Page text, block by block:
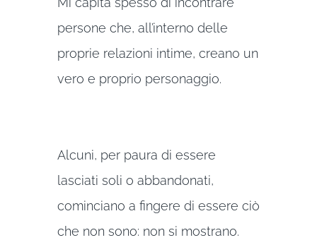
persone che, all’interno delle
proprie relazioni intime, creano un
vero e proprio personaggio.
Alcuni, per paura di essere
lasciati soli o abbandonati,
cominciano a fingere di essere ciò
che non sono: non si mostrano.